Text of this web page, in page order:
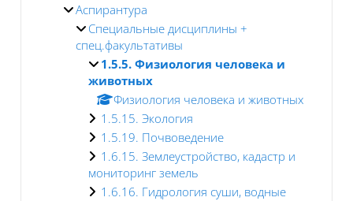
Аспирантура
Специальные дисциплины +
спец.факультативы
1.5.5. Физиология человека и
животных
Физиология человека и животных
1.5.15. Экология
1.5.19. Почвоведение
1.6.15. Землеустройство, кадастр и
мониторинг земель
1.6.16. Гидрология суши, водные